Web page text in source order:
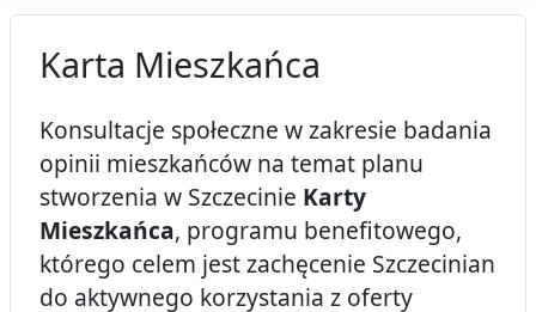
Karta Mieszkańca
Konsultacje społeczne w zakresie badania
opinii mieszkańców na temat planu
stworzenia w Szczecinie Karty
Mieszkańca, programu benefitowego,
którego celem jest zachęcenie Szczecinian
do aktywnego korzystania z oferty